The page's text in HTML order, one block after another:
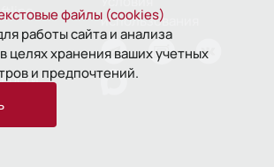
файлы (cookies)
работы сайта и анализа
целях хранения ваших учетных
и предпочтений.
использования